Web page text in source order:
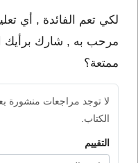
لكي تعم الفائدة , أي
مرحب به , شارك برأيك
ممتعة؟
لا توجد مراجعات منشورة
الكتاب.
التقييم